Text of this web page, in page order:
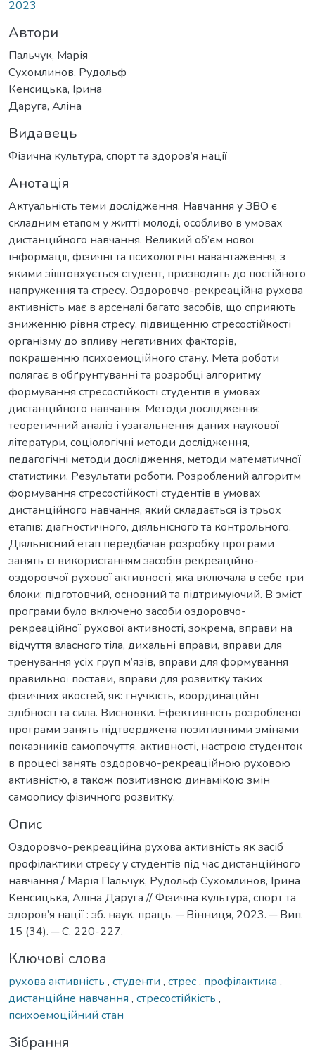
2023
Автори
Пальчук, Марія
Сухомлинов, Рудольф
Кенсицька, Ірина
Даруга, Аліна
Видавець
Фізична культура, спорт та здоров’я нації
Анотація
Актуальність теми дослідження. Навчання у ЗВО є
складним етапом у житті молоді, особливо в умовах
дистанційного навчання. Великий об’єм нової
інформації, фізичні та психологічні навантаження, з
якими зіштовхується студент, призводять до постійного
напруження та стресу. Оздоровчо-рекреаційна рухова
активність має в арсеналі багато засобів, що сприяють
зниженню рівня стресу, підвищенню стресостійкості
організму до впливу негативних факторів,
покращенню психоемоційного стану. Мета роботи
полягає в обґрунтуванні та розробці алгоритму
формування стресостійкості студентів в умовах
дистанційного навчання. Методи дослідження:
теоретичний аналіз і узагальнення даних наукової
літератури, соціологічні методи дослідження,
педагогічні методи дослідження, методи математичної
статистики. Результати роботи. Розроблений алгоритм
формування стресостійкості студентів в умовах
дистанційного навчання, який складається із трьох
етапів: діагностичного, діяльнісного та контрольного.
Діяльнісний етап передбачав розробку програми
занять із використанням засобів рекреаційно-
оздоровчої рухової активності, яка включала в себе три
блоки: підготовчий, основний та підтримуючий. В зміст
програми було включено засоби оздоровчо-
рекреаційної рухової активності, зокрема, вправи на
відчуття власного тіла, дихальні вправи, вправи для
тренування усіх груп м’язів, вправи для формування
правильної постави, вправи для розвитку таких
фізичних якостей, як: гнучкість, координаційні
здібності та сила. Висновки. Ефективність розробленої
програми занять підтверджена позитивними змінами
показників самопочуття, активності, настрою студенток
в процесі занять оздоровчо-рекреаційною руховою
активністю, а також позитивною динамікою змін
самоопису фізичного розвитку.
Опис
Оздоровчо-рекреаційна рухова активність як засіб
профілактики стресу у студентів під час дистанційного
навчання / Марія Пальчук, Рудольф Сухомлинов, Ірина
Кенсицька, Аліна Даруга // Фізична культура, спорт та
здоров’я нації : зб. наук. праць. ─ Вінниця, 2023. ─ Вип.
15 (34). ─ С. 220-227.
Ключові слова
рухова активність , студенти , стрес, профілактика ,
дистанційне навчання , стресостійкість ,
психоемоційний стан
Зібрання